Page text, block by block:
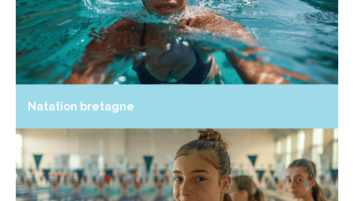
Natation bretagne